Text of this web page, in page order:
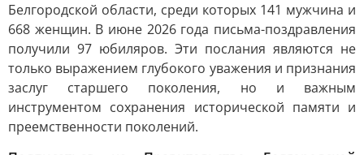
Белгородской области, среди которых 141 мужчина и
668 женщин. В июне 2026 года письма-поздравления
получили 97 юбиляров. Эти послания являются не
только выражением глубокого уважения и признания
заслуг старшего поколения, но и важным
инструментом сохранения исторической памяти и
преемственности поколений.